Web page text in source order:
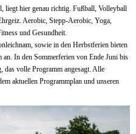
liegt hier genau richtig. Fußball, Volleyball
Aerobic, Stepp-Aerobic, Yoga,
und Gesundheit.
sowie in den Herbstferien bieten
In den Sommerferien von Ende Juni bis
das volle Programm angesagt. Alle
aktuellen Programmplan und unseren